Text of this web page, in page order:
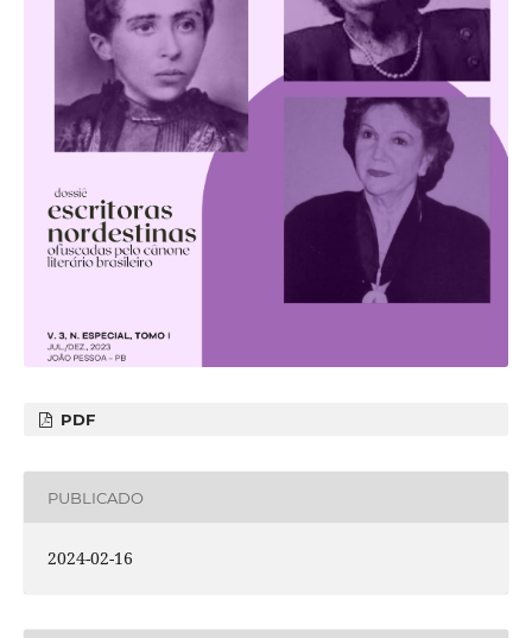
PDF
PUBLICADO
2024-02-16